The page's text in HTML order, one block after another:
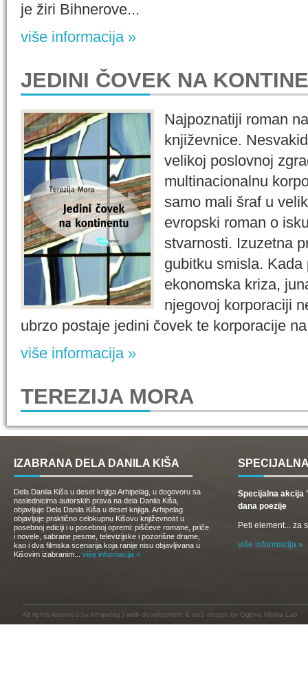
je žiri Bihnerove...
više informacija »
JEDINI ČOVEK NA
Najpoznatiji roman
književnice.
velikoj poslovnoj
multinacionalnu
samo mali šraf u
evropski roman o
stvarnosti. Izuzetna
gubitku smisla.
ekonomska kriza,
njegovoj korporaciji
ubrzo postaje jedini čovek te korporacije
više informacija »
TEREZIJA MORA
IZABRANA DELA DANILA KIŠA
Dela Danila Kiša u deset knjiga Arhipelag, u dogovoru sa
naslednicima autorskih prava na dela Danila Kiša,
objavljuje Dela Danila Kiša u deset knjiga. Arhipelag
objavljuje praktično celokupnu Kišovu književnost u
posebnoj ediciji i u posebnoj opremi: piščeve romane, priče
i novele, sabrane pesme, televizijske i pozorišne drame,
kao i dva filmska scenarija koja ranije nisu objavljivana u
Kišovim izabranim... više informacija »
Specijalna akcija
dana poezije
Peti element... za
više informacija »
All rights reserved by Arhipelag | web development & web design by Ogitive Media Lab